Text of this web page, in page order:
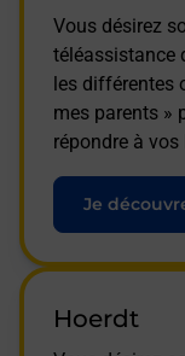
Vous désirez
téléassistance
les différentes
mes parents »
répondre à
Je
Hoerdt